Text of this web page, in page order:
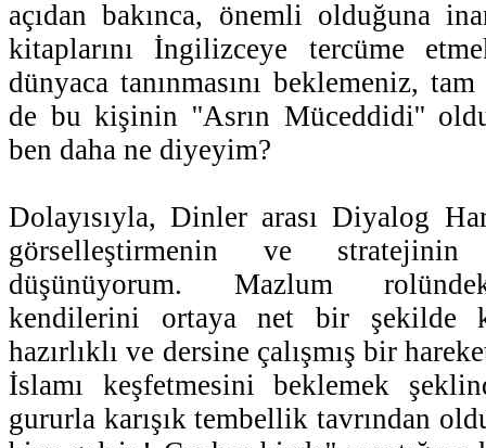
açıdan bakınca, önemli olduğuna
kitaplarını İngilizceye tercüme
dünyaca tanınmasını beklemeniz,
de bu kişinin ''Asrın Müceddidi''
ben daha ne diyeyim?
Dolayısıyla, Dinler arası Diyalog
görselleştirmenin ve
düşünüyorum. Mazlum
kendilerini ortaya net bir şekilde
hazırlıklı ve dersine çalışmış bir
İslamı keşfetmesini beklemek
gururla karışık tembellik tavrından